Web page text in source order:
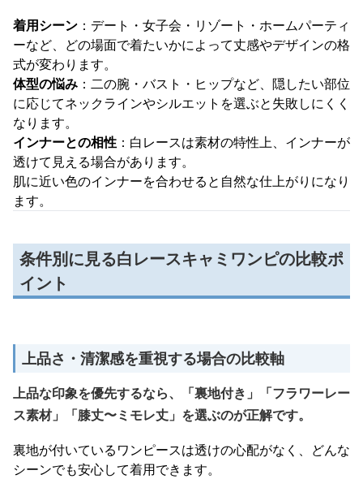
着用シーン ：デート・女子会・リゾート・ホームパーティ
ーなど、どの場面で着たいかによって丈感やデザインの格
式が変わります。
体型の悩み ：二の腕・バスト・ヒップなど、隠したい部位
に応じてネックラインやシルエットを選ぶと失敗しにくく
なります。
インナーとの相性 ：白レースは素材の特性上、インナーが
透けて見える場合があります。
肌に近い色のインナーを合わせると自然な仕上がりになり
ます。
条件別に見る白レースキャミワンピの比較ポ
イント
上品さ・清潔感を重視する場合の比較軸
上品な印象を優先するなら、「裏地付き」「フラワーレー
ス素材」「膝丈〜ミモレ丈」を選ぶのが正解です。
裏地が付いているワンピースは透けの心配がなく、どんな
シーンでも安心して着用できます。